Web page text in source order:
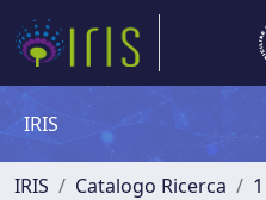
IRIS
IRIS Catalogo Ricerca